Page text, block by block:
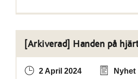
[Arkiverad] Handen på
2 April 2024 Nyhet